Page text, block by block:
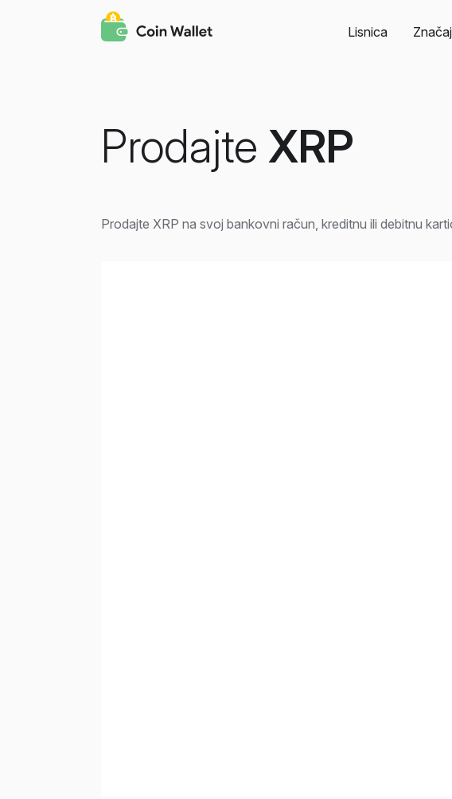
Lisnica
Prodajte XRP
Prodajte XRP na svoj bankovni račun, kreditnu ili debitnu